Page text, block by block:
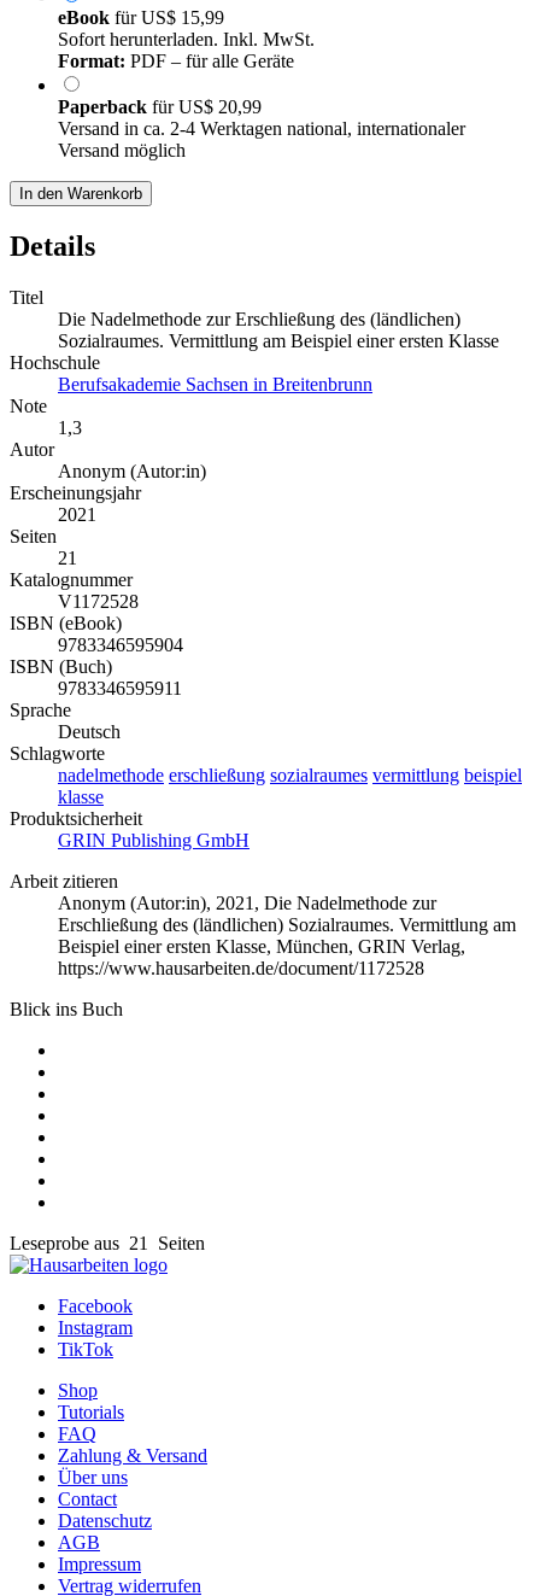
eBook fürUS$ 15,99
Sofort herunterladen. Inkl. MwSt.
Format: PDF – für alle Geräte
Paperback fürUS$ 20,99
Versand in ca. 2-4 Werktagen national, internationaler
Versand möglich
In den Warenkorb
Details
Titel
Die Nadelmethode zur Erschließung des (ländlichen)
Sozialraumes. Vermittlung am Beispiel einer ersten Klasse
Hochschule
Berufsakademie Sachsen in Breitenbrunn
Note
1,3
Autor
Anonym (Autor:in)
Erscheinungsjahr
2021
Seiten
21
Katalognummer
V1172528
ISBN (eBook)
9783346595904
ISBN (Buch)
9783346595911
Sprache
Deutsch
Schlagworte
nadelmethode erschließung sozialraumes vermittlung beispiel
klasse
Produktsicherheit
GRIN Publishing GmbH
Arbeit zitieren
Anonym (Autor:in), 2021, Die Nadelmethode zur
Erschließung des (ländlichen) Sozialraumes. Vermittlung am
Beispiel einer ersten Klasse, München, GRIN Verlag,
https://www.hausarbeiten.de/document/1172528
Blick ins Buch
Leseprobe aus 21 Seiten
Facebook
Instagram
TikTok
Shop
Tutorials
FAQ
Zahlung & Versand
Über uns
Contact
Datenschutz
AGB
Impressum
Vertrag widerrufen